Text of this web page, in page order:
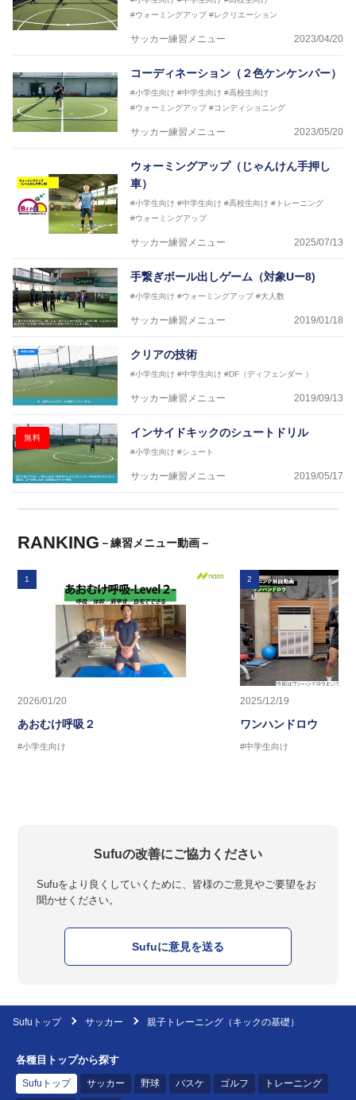
#ウォーミングアップ #レクリエーション
サッカー練習メニュー 2023/04/20
コーディネーション（２色ケンケンパー）
#小学生向け #中学生向け #高校生向け
#ウォーミングアップ #コンディショニング
サッカー練習メニュー 2023/05/20
ウォーミングアップ（じゃんけん手押し
車）
#小学生向け #中学生向け #高校生向け #トレーニング
#ウォーミングアップ
サッカー練習メニュー 2025/07/13
手繋ぎボール出しゲーム（対象Uー8)
#小学生向け #ウォーミングアップ #大人数
サッカー練習メニュー 2019/01/18
クリアの技術
#小学生向け #中学生向け #DF（ディフェンダー ）
サッカー練習メニュー 2019/09/13
無料 インサイドキックのシュートドリル
#小学生向け #シュート
サッカー練習メニュー 2019/05/17
RANKING －練習メニュー動画－
1
2026/01/20
あおむけ呼吸２
#小学生向け
2
2025/12/19
ワンハンドロウ
#中学生向け
Sufuの改善にご協力ください
Sufuをより良くしていくために、皆様のご意見やご要望をお
聞かせください。
Sufuに意見を送る
Sufuトップ サッカー 親子トレーニング（キックの基礎）
各種目トップから探す
Sufuトップ サッカー 野球 バスケ ゴルフ トレーニング